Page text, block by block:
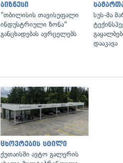
ბიზნესი
"თბილისის თავისუფალი
ინდუსტრიული ზონა"
განცხადებას ავრცელებს
სუს-მა
დააკავა
ცხოვრების სტილი
ქუთაისში ავტო გალერის